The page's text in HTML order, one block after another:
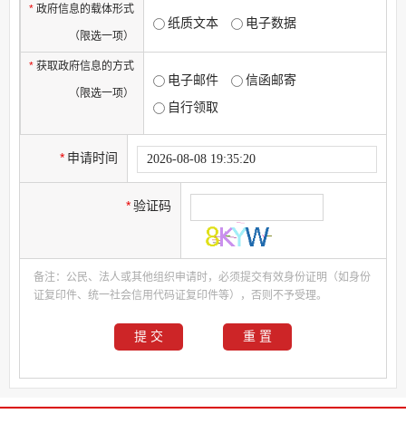
* 政府信息的载体形式
（限选一项）
纸质文本 电子数据
* 获取政府信息的方式
（限选一项）
电子邮件
信函邮寄
自行领取
* 申请时间
*验证码
备注：公民、法人或其他组织申请时，必须提交有效身份证明（如身份
证复印件、统一社会信用代码证复印件等），否则不予受理。